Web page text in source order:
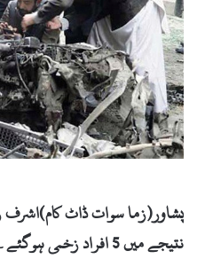
پشاور(زما سوات ڈاٹ کام)اشرف
نتیجے میں 5 افراد زخمی ہوگئے۔